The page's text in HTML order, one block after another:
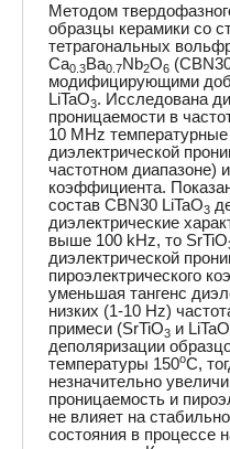
Методом
образцы керамики со
тетрагональных
Са0.3Ba0.7Nb2O6
модифицирующими
LiTaO3. Исследована
проницаемости в
10 MHz
диэлектрической
частотном диапазоне)
коэффициента.
состав CBN30 LiTaO3
диэлектрические
выше 100 kHz, то SrTiO
диэлектрической
пироэлектрического
уменьшая тангенс
низких (1-10 Hz)
примеси (SrTiO3 и LiTaO
деполяризации
температуры 150oC,
незначительно
проницаемость и
не влияет на
состояния в процессе